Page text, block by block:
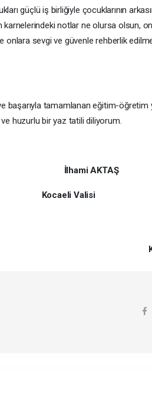
güçlü iş birliğiyle çocuklarının
karnelerindeki notlar ne olursa olsun,
onlara sevgi ve güvenle rehberlik
tamamlanan eğitim-öğretim
huzurlu bir yaz tatili diliyorum.
İlhami AKTAŞ